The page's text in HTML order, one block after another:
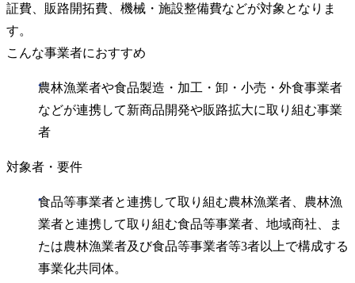
証費、販路開拓費、機械・施設整備費などが対象となりま
す。
こんな事業者におすすめ
農林漁業者や食品製造・加工・卸・小売・外食事業者
などが連携して新商品開発や販路拡大に取り組む事業
者
対象者・要件
食品等事業者と連携して取り組む農林漁業者、農林漁
業者と連携して取り組む食品等事業者、地域商社、ま
たは農林漁業者及び食品等事業者等3者以上で構成する
事業化共同体。